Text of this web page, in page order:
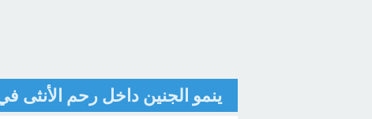
ينمو الجنين داخل رحم الأنثى